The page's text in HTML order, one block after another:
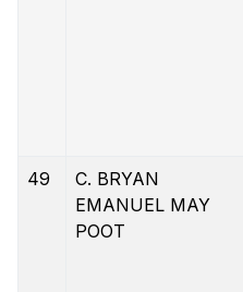
49
C. BRYAN
EMANUEL MAY
POOT